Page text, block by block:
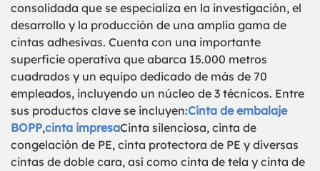
consolidada que se especializa en la investigación, el
desarrollo y la producción de una amplia gama de
cintas adhesivas. Cuenta con una importante
superficie operativa que abarca 15.000 metros
cuadrados y un equipo dedicado de más de 70
empleados, incluyendo un núcleo de 3 técnicos. Entre
sus productos clave se incluyen:Cinta de embalaje
BOPP,cinta impresaCinta silenciosa, cinta de
congelación de PE, cinta protectora de PE y diversas
cintas de doble cara, así como cinta de tela y cinta de